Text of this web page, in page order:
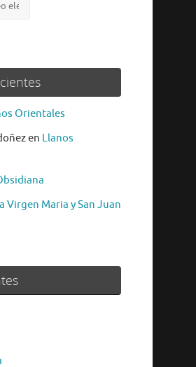
Orientales
en Llanos
Virgen Maria y San Juan